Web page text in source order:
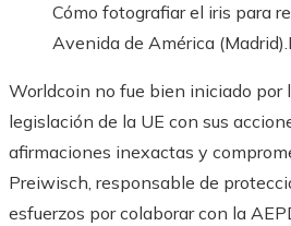
Cómo fotografiar el iris para
Avenida de América (Madrid).
Worldcoin no fue bien iniciado por
legislación de la UE con sus
afirmaciones inexactas y
Preiwisch, responsable de
esfuerzos por colaborar con la